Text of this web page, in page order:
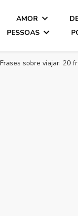
AMOR
PESSOAS
Frases sobre viajar: 20